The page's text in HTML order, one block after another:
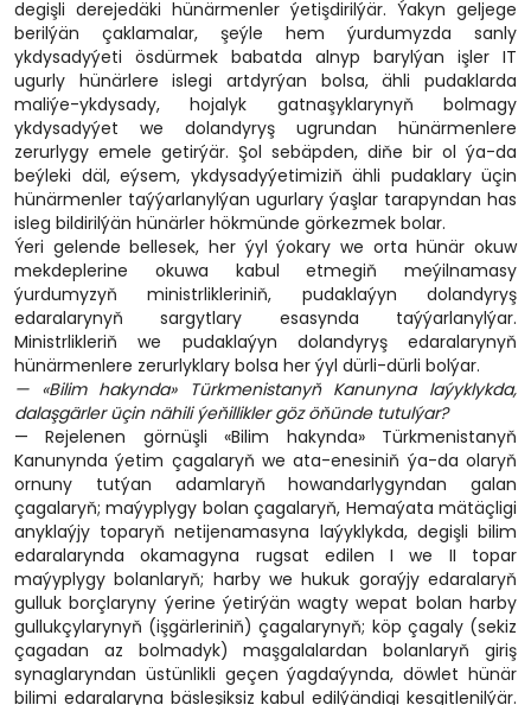
degişli derejedäki hünärmenler ýetişdirilýär. Ýakyn geljege
berilýän çaklamalar, şeýle hem ýurdumyzda sanly
ykdysadyýeti ösdürmek babatda alnyp barylýan işler IT
ugurly hünärlere islegi artdyrýan bolsa, ähli pudaklarda
maliýe-ykdysady, hojalyk gatnaşyklarynyň bolmagy
ykdysadyýet we dolandyryş ugrundan hünärmenlere
zerurlygy emele getirýär. Şol sebäpden, diňe bir ol ýa-da
beýleki däl, eýsem, ykdysadyýetimiziň ähli pudaklary üçin
hünärmenler taýýarlanylýan ugurlary ýaşlar tarapyndan has
isleg bildirilýän hünärler hökmünde görkezmek bolar.
Ýeri gelende bellesek, her ýyl ýokary we orta hünär okuw
mekdeplerine okuwa kabul etmegiň meýilnamasy
ýurdumyzyň ministrlikleriniň, pudaklaýyn dolandyryş
edaralarynyň sargytlary esasynda taýýarlanylýar.
Ministrlikleriň we pudaklaýyn dolandyryş edaralarynyň
hünärmenlere zerurlyklary bolsa her ýyl dürli-dürli bolýar.
— «Bilim hakynda» Türkmenistanyň Kanunyna laýyklykda,
dalaşgärler üçin nähili ýeňillikler göz öňünde tutulýar?
— Rejelenen görnüşli «Bilim hakynda» Türkmenistanyň
Kanunynda ýetim çagalaryň we ata-enesiniň ýa-da olaryň
ornuny tutýan adamlaryň howandarlygyndan galan
çagalaryň; maýyplygy bolan çagalaryň, Hemaýata mätäçligi
anyklaýjy toparyň netijenamasyna laýyklykda, degişli bilim
edaralarynda okamagyna rugsat edilen I we II topar
maýyplygy bolanlaryň; harby we hukuk goraýjy edaralaryň
gulluk borçlaryny ýerine ýetirýän wagty wepat bolan harby
gullukçylarynyň (işgärleriniň) çagalarynyň; köp çagaly (sekiz
çagadan az bolmadyk) maşgalalardan bolanlaryň giriş
synaglaryndan üstünlikli geçen ýagdaýynda, döwlet hünär
bilimi edaralaryna bäsleşiksiz kabul edilýändigi kesgitlenilýär.